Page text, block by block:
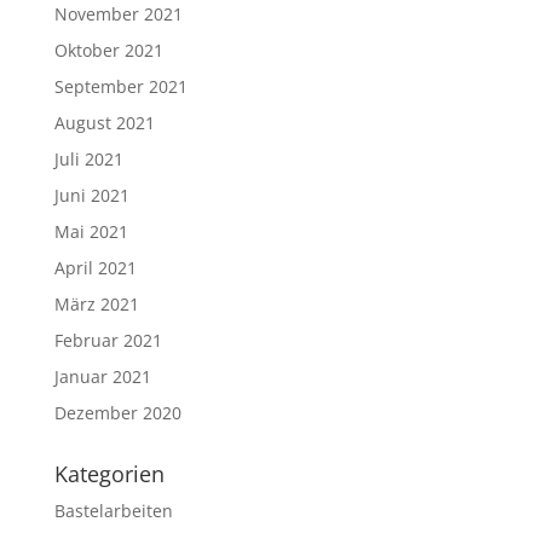
November 2021
Oktober 2021
September 2021
August 2021
Juli 2021
Juni 2021
Mai 2021
April 2021
März 2021
Februar 2021
Januar 2021
Dezember 2020
Kategorien
Bastelarbeiten